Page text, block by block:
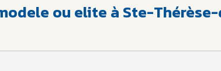
ou elite à Ste-